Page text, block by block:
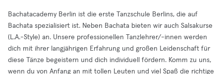
Bachatacademy Berlin ist die erste Tanzschule Berlins, die auf
Bachata spezialisiert ist. Neben Bachata bieten wir auch Salsakurse
(L.A.-Style) an. Unsere professionellen Tanzlehrer/-innen werden
dich mit ihrer langjährigen Erfahrung und großen Leidenschaft für
diese Tänze begeistern und dich individuell fördern. Komm zu uns,
wenn du von Anfang an mit tollen Leuten und viel Spaß die richtige